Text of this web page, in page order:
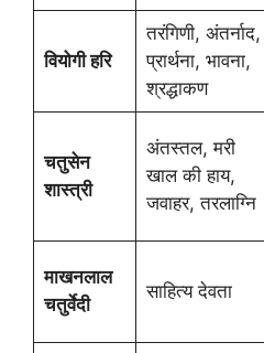
वियोगी हरि
तरंगिणी, अंतर्नाद,
प्रार्थना, भावना,
श्रद्धाकण
चतुसेन
शास्त्री
अंतस्तल, मरी
खाल की हाय,
जवाहर, तरलाग्नि
माखनलाल
चतुर्वेदी
साहित्य देवता